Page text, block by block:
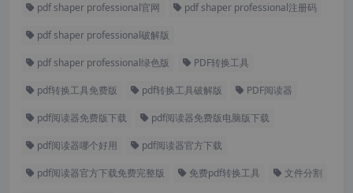
pdf shaper professional官网 pdf shaper professional注册码
pdf shaper professional破解版
pdf shaper professional绿色版 PDF转换工具
pdf转换工具免费版 pdf转换工具破解版 PDF阅读器
pdf阅读器免费版下载 pdf阅读器免费版电脑版下载
pdf阅读器哪个好用 pdf阅读器官方下载
pdf阅读器官方下载免费完整版 免费pdf转换工具 文件分割